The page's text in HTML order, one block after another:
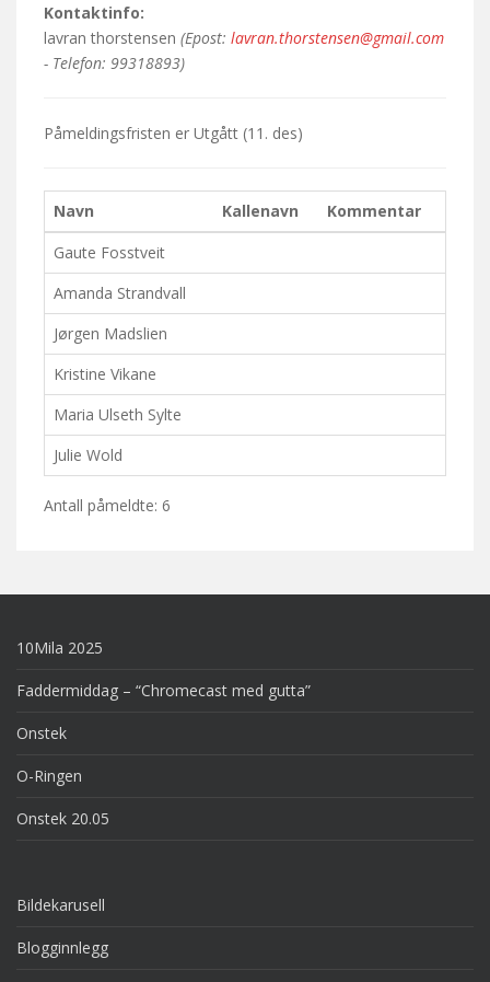
Kontaktinfo:
lavran thorstensen (Epost: lavran.thorstensen@gmail.com
- Telefon: 99318893)
Påmeldingsfristen er Utgått (11. des)
Navn Kallenavn
Kommentar
Gaute Fosstveit
Amanda Strandvall
Jørgen Madslien
Kristine Vikane
Maria Ulseth Sylte
Julie Wold
Antall påmeldte: 6
10Mila 2025
Faddermiddag – “Chromecast med gutta”
Onstek
O-Ringen
Onstek 20.05
Bildekarusell
Blogginnlegg